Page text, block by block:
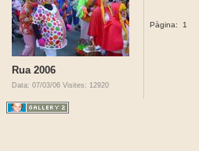
Rua 2006
Data: 07/03/06 Visites: 12920
Pàgina: 1